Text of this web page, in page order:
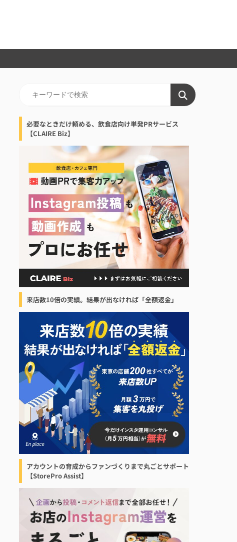
必要なときだけ頼める、飲食店向け単発PRサービス
【CLAIRE Biz】
来店数10倍の実績。結果が出なければ「全額返金」
アカウントの育成からファンづくりまで丸ごとサポート
【StorePro Assist】